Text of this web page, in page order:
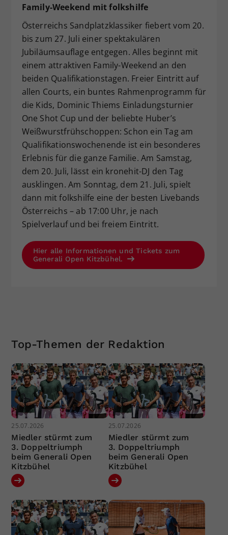
Family-Weekend mit folkshilfe
Österreichs Sandplatzklassiker fiebert vom 20.
bis zum 27. Juli einer spektakulären
Jubiläumsauflage entgegen. Alles beginnt mit
einem attraktiven Family-Weekend an den
beiden Qualifikationstagen. Freier Eintritt auf
allen Courts, ein buntes Rahmenprogramm für
die Kids, Dominic Thiems Einladungsturnier
One Shot Cup und der beliebte Huber’s
Weißwurstfrühschoppen: Schon ein Tag am
Qualifikationswochenende ist ein besonderes
Erlebnis für die ganze Familie. Am Samstag,
dem 20. Juli, lässt ein kronehit-DJ den Tag
ausklingen. Am Sonntag, dem 21. Juli, spielt
dann mit folkshilfe eine der besten Livebands
Österreichs – ab 17:00 Uhr, je nach
Spielverlauf und bei freiem Eintritt.
Hier alle Informationen und Tickets zum
Generali Open Kitzbühel.
Top-Themen der Redaktion
25.07.2026
Miedler stürmt zum
3. Doppeltriumph
beim Generali Open
Kitzbühel
25.07.2026
Miedler stürmt zum
3. Doppeltriumph
beim Generali Open
Kitzbühel